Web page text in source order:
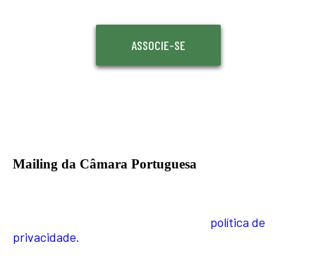
ASSOCIE-SE
Mailing da Câmara Portuguesa
política de
privacidade.